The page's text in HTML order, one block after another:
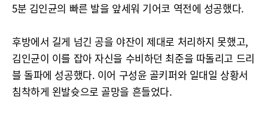
5분 김인균의 빠른 발을 앞세워 기어코 역전에 성공했다.
후방에서 길게 넘긴 공을 야잔이 제대로 처리하지 못했고,
김인균이 이를 잡아 자신을 수비하던 최준을 따돌리고 드리
블 돌파에 성공했다. 이어 구성윤 골키퍼와 일대일 상황서
침착하게 왼발슛으로 골망을 흔들었다.